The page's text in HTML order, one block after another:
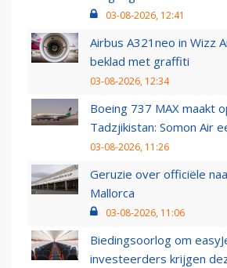
03-08-2026, 12:41
Airbus A321neo in Wizz
beklad met graffiti
03-08-2026, 12:34
Boeing 737 MAX maakt
Tadzjikistan: Somon Air
03-08-2026, 11:26
Geruzie over officiële
Mallorca
03-08-2026, 11:06
Biedingsoorlog om
investeerders krijgen